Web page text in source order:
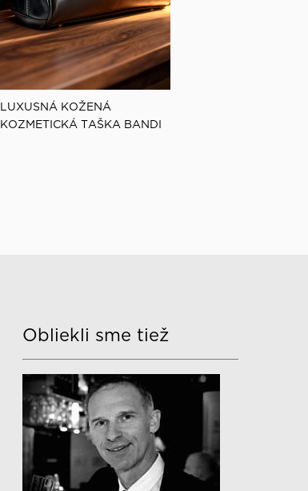
LUXUSNÁ KOŽENÁ
KOZMETICKÁ TAŠKA BANDI
Obliekli sme tiež